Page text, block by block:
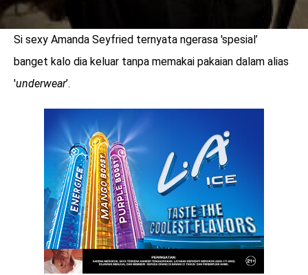
Si sexy Amanda Seyfried ternyata ngerasa 'spesial’
banget kalo dia keluar tanpa memakai pakaian dalam alias
'underwear’.